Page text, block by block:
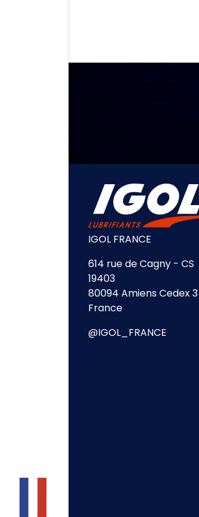
IGOL FRANCE
614 rue de Cagny - CS
19403
80094 Amiens Cedex 3
France
@IGOL_FRANCE